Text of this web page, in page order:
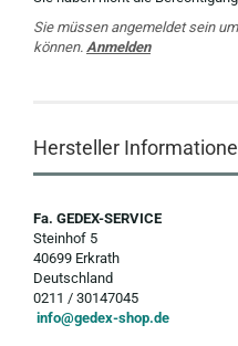
Sie müssen angemeldet sein
können. Anmelden
Hersteller
Fa. GEDEX-SERVICE
Steinhof 5
40699 Erkrath
Deutschland
0211 / 30147045
info@gedex-shop.de